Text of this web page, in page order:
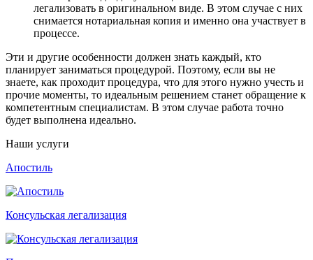
легализовать в оригинальном виде. В этом случае с них
снимается нотариальная копия и именно она участвует в
процессе.
Эти и другие особенности должен знать каждый, кто
планирует заниматься процедурой. Поэтому, если вы не
знаете, как проходит процедура, что для этого нужно учесть и
прочие моменты, то идеальным решением станет обращение к
компетентным специалистам. В этом случае работа точно
будет выполнена идеально.
Наши услуги
Апостиль
Консульская легализация